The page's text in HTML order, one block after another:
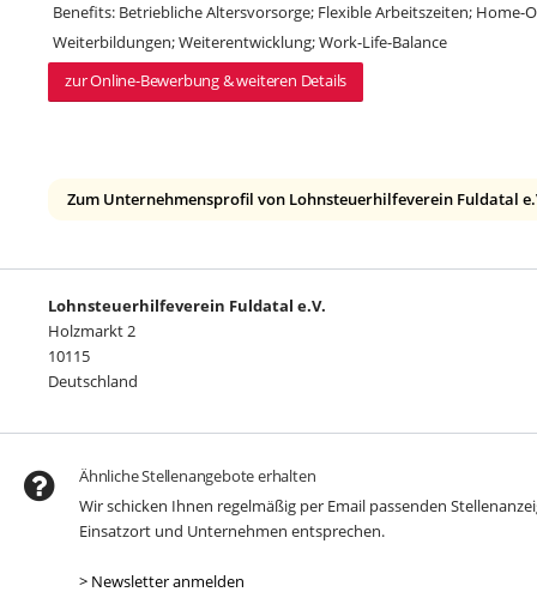
Benefits: Betriebliche Altersvorsorge; Flexible Arbeitszeiten;
Weiterbildungen; Weiterentwicklung; Work-Life-Balance
zur Online-Bewerbung & weiteren Details
Zum Unternehmensprofil von Lohnsteuerhilfeverein Fuldatal
Lohnsteuerhilfeverein Fuldatal e.V.
Holzmarkt 2
10115
Deutschland
Ähnliche Stellenangebote erhalten
Wir schicken Ihnen regelmäßig per Email passenden
Einsatzort und Unternehmen entsprechen.
> Newsletter anmelden